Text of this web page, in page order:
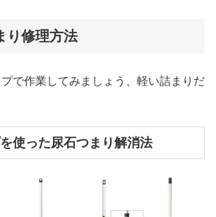
り修理方法
で作業してみましょう、軽い詰まりだ
使った尿石つまり解消法